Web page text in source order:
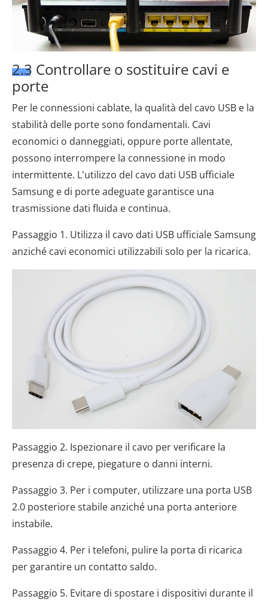
2.3 Controllare o sostituire cavi e
porte
Per le connessioni cablate, la qualità del cavo USB e la
stabilità delle porte sono fondamentali. Cavi
economici o danneggiati, oppure porte allentate,
possono interrompere la connessione in modo
intermittente. L'utilizzo del cavo dati USB ufficiale
Samsung e di porte adeguate garantisce una
trasmissione dati fluida e continua.
Passaggio 1. Utilizza il cavo dati USB ufficiale Samsung
anziché cavi economici utilizzabili solo per la ricarica.
Passaggio 2. Ispezionare il cavo per verificare la
presenza di crepe, piegature o danni interni.
Passaggio 3. Per i computer, utilizzare una porta USB
2.0 posteriore stabile anziché una porta anteriore
instabile.
Passaggio 4. Per i telefoni, pulire la porta di ricarica
per garantire un contatto saldo.
Passaggio 5. Evitare di spostare i dispositivi durante il